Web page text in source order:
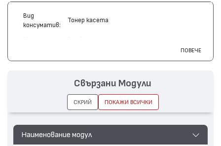
Вид
консуматив:
Тонер касета
1000
HL-L3220, MFC-L3760, DCP-L3560, DCP-L3520,
MFC-L8340, MFC-L8390, HL-L8230, HL-L8240,
MFC-L3740
ПОВЕЧЕ
Наименование модул
Свързани Модули
СКРИЙ ПОКАЖИ ВСИЧКИ